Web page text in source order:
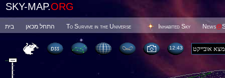
SKY-MAP.ORG
בית התחל מכאן To Survive in the Universe Inhabited Sky News@
12 43